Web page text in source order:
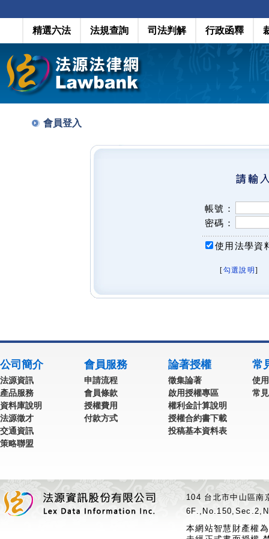
精選六法 法規查詢 司法判解 行政函釋
會員登入
帳號：
密碼：
使用法學資
[勾選說明 ]
公司簡介
法源資訊
產品服務
資料庫說明
法源徵才
交通資訊
策略聯盟
會員服務
申請流程
會員條款
授權費用
付款方式
論著授權
徵集論著
啟用授權專區
權利金計算說明
授權合約書下載
投稿基本資料表
常
使
常
104 台北市中山區
本網站智慧財產權